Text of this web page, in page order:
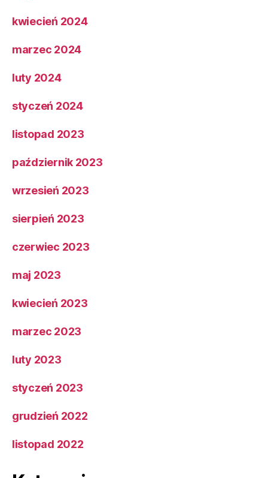
kwiecień 2024
marzec 2024
luty 2024
styczeń 2024
listopad 2023
październik 2023
wrzesień 2023
sierpień 2023
czerwiec 2023
maj 2023
kwiecień 2023
marzec 2023
luty 2023
styczeń 2023
grudzień 2022
listopad 2022